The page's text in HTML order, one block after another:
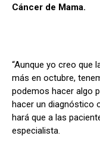
Cáncer de Mama.
“Aunque yo creo que
más en octubre,
podemos hacer algo
hacer un diagnóstico
hará que a las
especialista.